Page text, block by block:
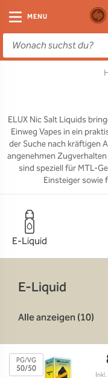
MENU E-
E-Zigaretten Starter-Sets
Clearomizer
Coils
Akkus
Einweg Vape
E-Liquid
Base
Clearomizer
Driptips
Akkus
Ladegeräte
Ersatzgläser
Sonstiges
DIY
Aromen
Wick & Coils
Liquid Flaschen
ELUX Nic Salt Liquids
Einweg Vapes in ein
der Suche nach kräftigen
angenehmen
sind speziell für MTL-
Einsteiger sowie
E-Liquid
E-Liquid
Alle anzeigen (10)
PG/VG
50/50